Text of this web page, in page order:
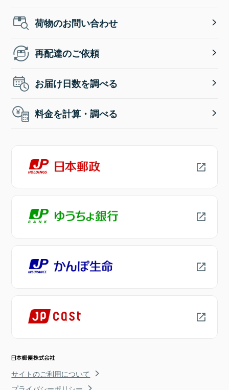
荷物のお問い合わせ
再配達のご依頼
お届け日数を調べる
料金を計算・調べる
サイトのご利用について